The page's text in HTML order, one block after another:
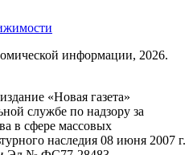
информации, 2026.
«Новая газета»
службе по надзору за
в сфере массовых
наследия 08 июня 2007 г.